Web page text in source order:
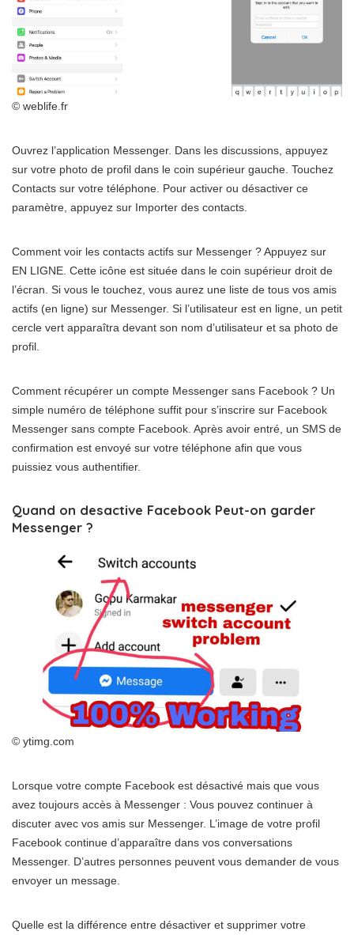
© weblife.fr
Ouvrez l’application Messenger. Dans les discussions, appuyez
sur votre photo de profil dans le coin supérieur gauche. Touchez
Contacts sur votre téléphone. Pour activer ou désactiver ce
paramètre, appuyez sur Importer des contacts.
Comment voir les contacts actifs sur Messenger ? Appuyez sur
EN LIGNE. Cette icône est située dans le coin supérieur droit de
l’écran. Si vous le touchez, vous aurez une liste de tous vos amis
actifs (en ligne) sur Messenger. Si l’utilisateur est en ligne, un petit
cercle vert apparaîtra devant son nom d’utilisateur et sa photo de
profil.
Comment récupérer un compte Messenger sans Facebook ? Un
simple numéro de téléphone suffit pour s’inscrire sur Facebook
Messenger sans compte Facebook. Après avoir entré, un SMS de
confirmation est envoyé sur votre téléphone afin que vous
puissiez vous authentifier.
Quand on desactive Facebook Peut-on garder
Messenger ?
© ytimg.com
Lorsque votre compte Facebook est désactivé mais que vous
avez toujours accès à Messenger : Vous pouvez continuer à
discuter avec vos amis sur Messenger. L’image de votre profil
Facebook continue d’apparaître dans vos conversations
Messenger. D’autres personnes peuvent vous demander de vous
envoyer un message.
Quelle est la différence entre désactiver et supprimer votre